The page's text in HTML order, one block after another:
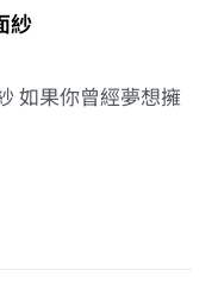
紗
如果你曾經夢想擁